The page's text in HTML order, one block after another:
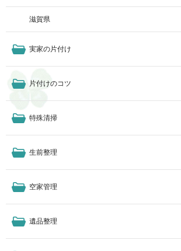
滋賀県
実家の片付け
片付けのコツ
特殊清掃
生前整理
空家管理
遺品整理